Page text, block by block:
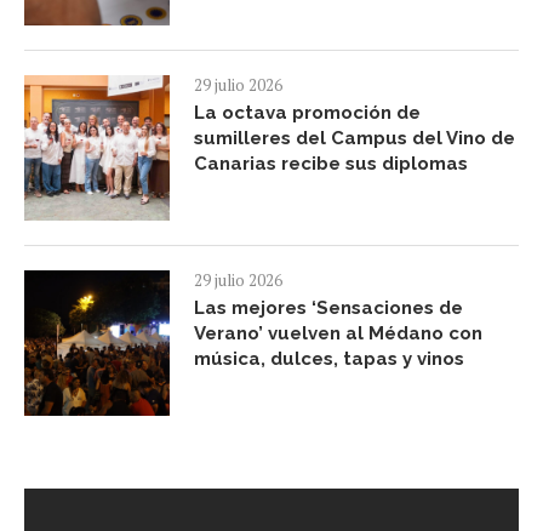
29 julio 2026
La octava promoción de
sumilleres del Campus del Vino de
Canarias recibe sus diplomas
29 julio 2026
Las mejores ‘Sensaciones de
Verano’ vuelven al Médano con
música, dulces, tapas y vinos